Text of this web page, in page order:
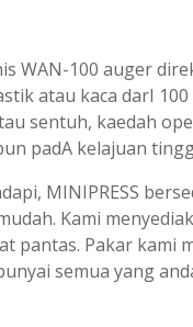
WAN-100 auger
atau kaca darI
sentuh, kaedah
padA kelajuan
MINIPRESS
Kami
pantas. Pakar
semua yang